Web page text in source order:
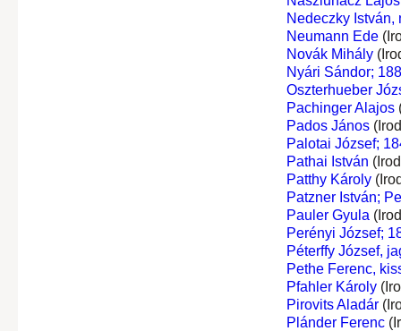
Nedeczky István,
Neumann Ede
Novák Mihály
Nyári Sándor;
Oszterhueber
Pachinger Alajos
Pados János
Palotai József;
Pathai István
Patthy Károly
Patzner István;
Pauler Gyula
Perényi József;
Péterffy József,
Pethe Ferenc,
Pfahler Károly
Pirovits Aladár
Plánder Ferenc